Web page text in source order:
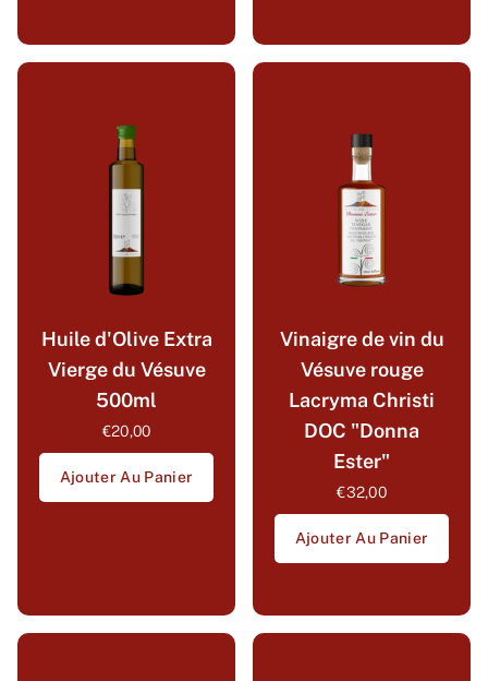
Huile d'Olive Extra
Vierge du Vésuve
500ml
€20,00
Ajouter Au Panier
Vinaigre de vin du
Vésuve rouge
Lacryma Christi
DOC "Donna
Ester"
€32,00
Ajouter Au Panier